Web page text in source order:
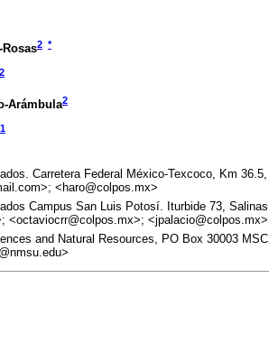
2 *
2
Arámbula2
1
Carretera Federal México-Texcoco, Km
<haro@colpos.mx>
Campus San Luis Potosí. Iturbide 73,
<octaviocrr@colpos.mx>;
and Natural Resources, PO Box 30003